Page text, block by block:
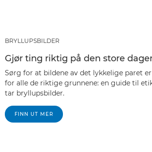
BRYLLUPSBILDER
Gjør ting riktig på den store
Sørg for at bildene av det lykkelige paret
for alle de riktige grunnene: en guide til
tar bryllupsbilder.
FINN UT MER